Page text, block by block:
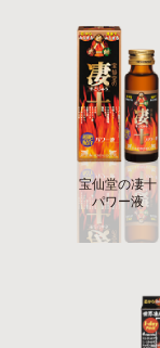
宝仙堂の凄十
パワー液